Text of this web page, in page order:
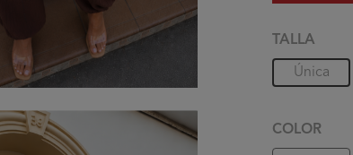
TALLA
Única
COLOR